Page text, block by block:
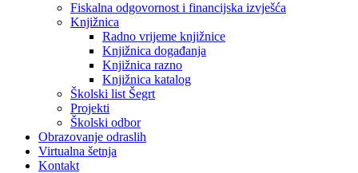
Fiskalna odgovornost i financijska izvješća
Knjižnica
Radno vrijeme knjižnice
Knjižnica događanja
Knjižnica razno
Knjižnica katalog
Školski list Šegrt
Projekti
Školski odbor
Obrazovanje odraslih
Virtualna šetnja
Kontakt